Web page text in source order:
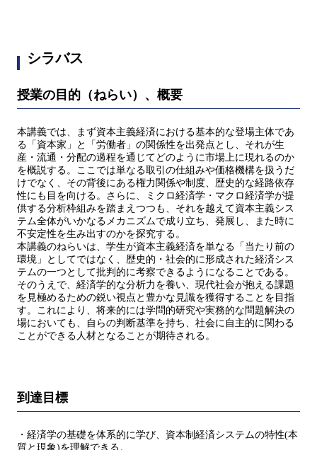
シラバス
授業の目的（ねらい）、概要
本講義では、まず資本主義経済における基本的な登場主体であ
る「資本家」と「労働者」の関係性を出発点とし、それが生
産・流通・分配の過程を通じてどのように市場上に現れるのか
を概説する。ここでは単なる取引の仕組みや価格機構を扱うだ
けでなく、その背後にある権力関係や制度、歴史的な経路依存
性にも目を向ける。さらに、ミクロ経済学・マクロ経済学が提
供する分析枠組みを踏まえつつも、それを越えて資本主義シス
テム全体がいかなるメカニズムで成り立ち、発展し、また時に
不安定性を生み出すのかを探究する。
本講義のねらいは、学生が資本主義経済を単なる「当たり前の
環境」としてではなく、歴史的・社会的に形成された経済シス
テムの一つとして批判的に考察できるようになることである。
そのうえで、経済学的な分析力を養い、現代社会が抱える課題
を見極めるための鋭い視点と豊かな見識を獲得することを目指
す。これにより、将来的には学問的研究や実務的な問題解決の
場においても、自らの判断基準を持ち、社会に自主的に関わる
ことができる人材となることが期待される。
到達目標
・経済学の基礎を体系的に学び、資本制経済システムの特性(本
質と現象)を理解できる。